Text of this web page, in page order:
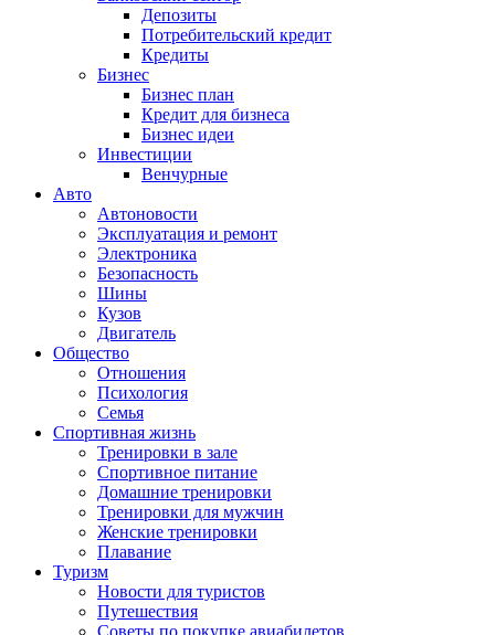
Депозиты
Потребительский кредит
Кредиты
Бизнес
Бизнес план
Кредит для бизнеса
Бизнес идеи
Инвестиции
Венчурные
Авто
Автоновости
Эксплуатация и ремонт
Электроника
Безопасность
Шины
Кузов
Двигатель
Общество
Отношения
Психология
Семья
Спортивная жизнь
Тренировки в зале
Спортивное питание
Домашние тренировки
Тренировки для мужчин
Женские тренировки
Плавание
Туризм
Новости для туристов
Путешествия
Советы по покупке авиабилетов